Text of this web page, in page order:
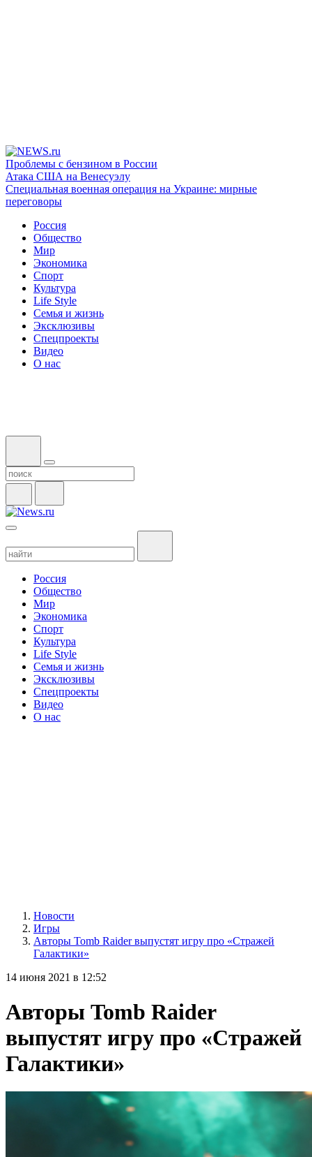
Проблемы с бензином в России
Атака США на Венесуэлу
Специальная военная операция на Украине: мирные
переговоры
Россия
Общество
Мир
Экономика
Спорт
Культура
Life Style
Семья и жизнь
Эксклюзивы
Спецпроекты
Видео
О нас
Россия
Общество
Мир
Экономика
Спорт
Культура
Life Style
Семья и жизнь
Эксклюзивы
Спецпроекты
Видео
О нас
Новости
Игры
Авторы Tomb Raider выпустят игру про «Стражей
Галактики»
14 июня 2021 в 12:52
Авторы Tomb Raider
выпустят игру про «Стражей
Галактики»